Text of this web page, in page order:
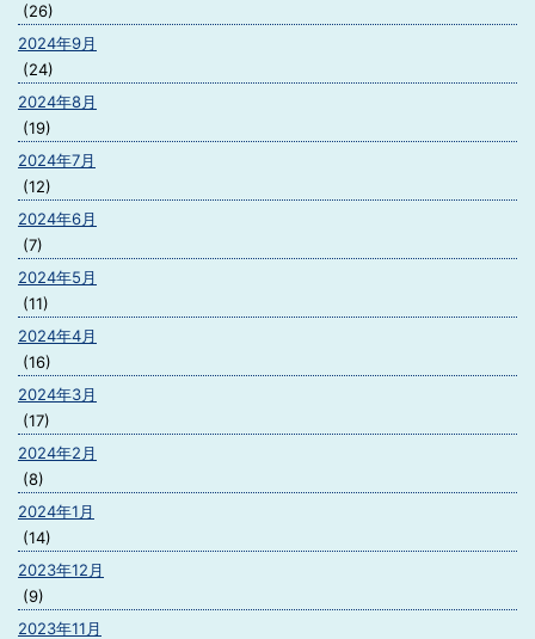
(26)
2024年9月
(24)
2024年8月
(19)
2024年7月
(12)
2024年6月
(7)
2024年5月
(11)
2024年4月
(16)
2024年3月
(17)
2024年2月
(8)
2024年1月
(14)
2023年12月
(9)
2023年11月